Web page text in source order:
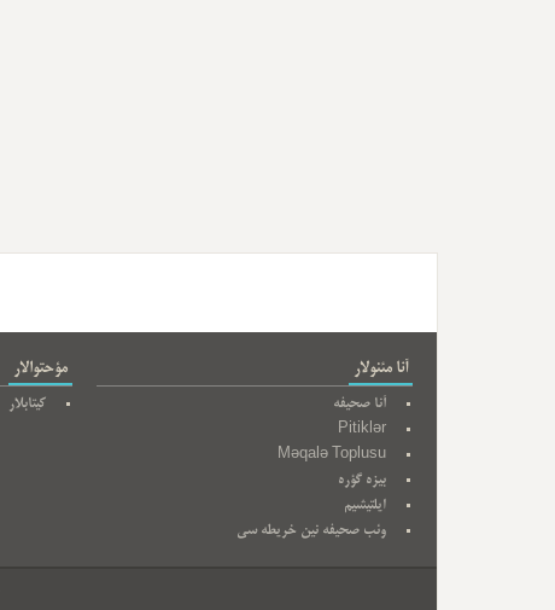
مؤحتوالار
کیتابلار
آنا مئنولار
آنا صحیفه
Pitiklər
Məqalə Toplusu
بیزه گؤره
ایلتیشیم
وئب صحیفه نین خریطه سی